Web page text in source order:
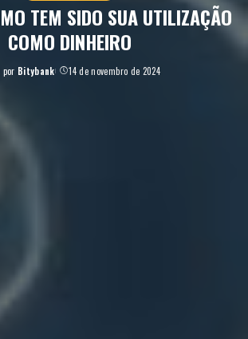
TEM SIDO SUA UTILIZAÇÃO
COMO DINHEIRO
por Bitybank 14 de novembro de 2024